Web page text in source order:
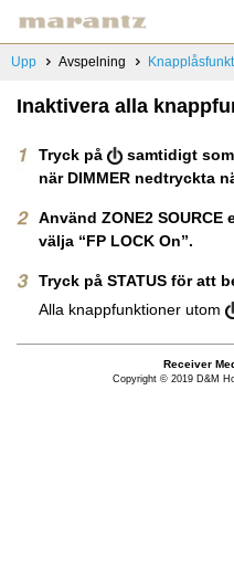
Upp Avspelning
Inaktivera alla
Tryck på
samtidigt som
när DIMMER nedtryckta
Använd ZONE2 SOURCE
välja “FP LOCK On”.
Tryck på STATUS för att
Alla knappfunktioner utom
Receiver
Copyright © 2019 D&M